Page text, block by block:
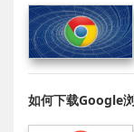
如何下载Google